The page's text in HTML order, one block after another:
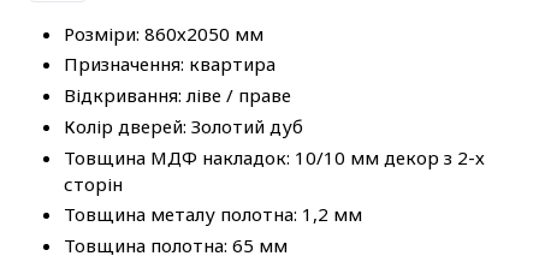
Розміри: 860х2050 мм
Призначення: квартира
Відкривання: ліве / праве
Колір дверей: Золотий дуб
Товщина МДФ накладок: 10/10 мм декор з 2-х
сторін
Товщина металу полотна: 1,2 мм
Товщина полотна: 65 мм